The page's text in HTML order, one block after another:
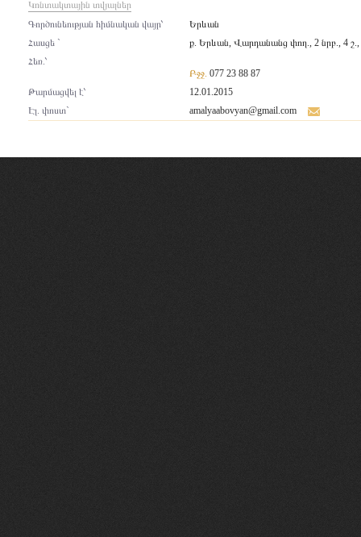
Կոնտակտային տվյալներ
Գործունեության հիմնական վայր՝
Երևան
Հասցե `
ք. Երևան, Վարդանանց փող., 2 նրբ., 4 շ.,
Հեռ.՝
Բջջ. 077 23 88 87
Թարմացվել է՝
12.01.2015
Էլ. փոստ`
amalyaabovyan@gmail.com